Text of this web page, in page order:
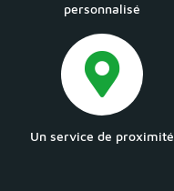
personnalisé
Un service de proximité